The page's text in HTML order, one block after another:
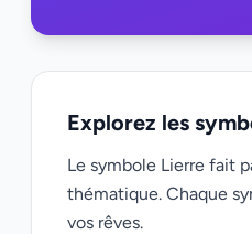
Explorez les
Le symbole Lierre fait
thématique. Chaque
vos rêves.